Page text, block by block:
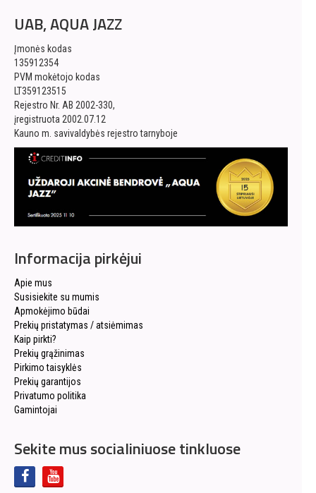
UAB, AQUA JAZZ
Įmonės kodas
135912354
PVM mokėtojo kodas
LT359123515
Rejestro Nr. AB 2002-330,
įregistruota 2002.07.12
Kauno m. savivaldybės rejestro tarnyboje
Informacija pirkėjui
Apie mus
Susisiekite su mumis
Apmokėjimo būdai
Prekių pristatymas / atsiėmimas
Kaip pirkti?
Prekių grąžinimas
Pirkimo taisyklės
Prekių garantijos
Privatumo politika
Gamintojai
Sekite mus socialiniuose tinkluose